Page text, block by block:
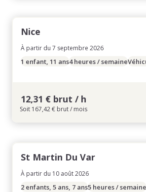
Nice
À partir du 7 septembre 2026
1 enfant, 11 ans4 heures / semaine
12,31 € brut / h
Soit 167,42 € brut / mois
St Martin Du Var
À partir du 10 août 2026
2 enfants, 5 ans, 7 ans5 heures / semaine